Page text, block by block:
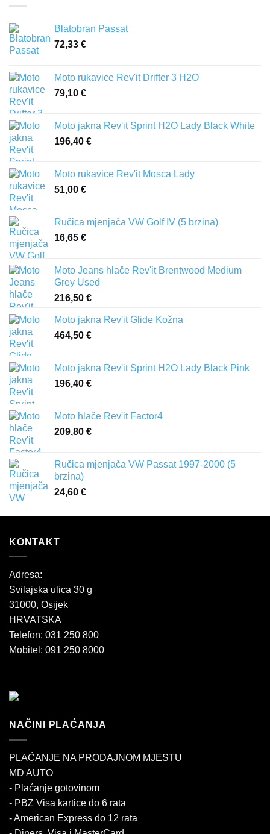
Blatobran Passat
72,33 €
Moto rukavice Rev'it Drifter 3 H2O
79,10 €
Moto jakna Rev'it Sprint H2O Lady Black White
196,40 €
Moto rukavice Rev'it Mosca Lady
51,00 €
Ručica mjenjača VW Golf IV (5 brzina)
16,65 €
Moto Jeans hlače Rev'it Brentwood Medium
Grey Used
216,50 €
Moto jakna Rev'it Glide Kožna
464,50 €
Moto jakna Rev'it Sprint H2O Lady Black Pink
196,40 €
Moto hlače Rev'it Factor4
209,80 €
Ručica mjenjača VW Passat 1997-2000 (5
brzina)
24,60 €
KONTAKT
Adresa:
Svilajska ulica 30 g
31000, Osijek
HRVATSKA
Telefon: 031 250 800
Mobitel: 091 250 8000
NAČINI PLAĆANJA
PLAĆANJE NA PRODAJNOM MJESTU
MD AUTO
- Plaćanje gotovinom
- PBZ Visa kartice do 6 rata
- American Express do 12 rata